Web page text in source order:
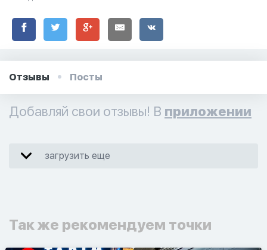
Отзывы Посты
Добавляй свои отзывы! В приложении
загрузить еще
Так же рекомендуем точки